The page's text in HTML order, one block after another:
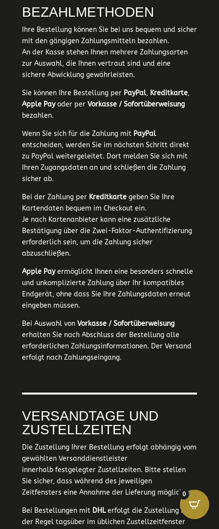
BEZAHLMETHODEN
Ihre Bestellung können Sie bei uns bequem und sicher
mit den gängigen Zahlungsmitteln bezahlen.
An der Kasse stehen Ihnen mehrere Zahlungsarten
zur Auswahl, die Ihnen vertraut sind und eine
sichere Abwicklung gewährleisten.
Sie können Ihre Bestellung per PayPal, Kreditkarte,
Apple Payoder per Vorkasse / Sofortüberweisung
bezahlen.
Wenn Sie sich für die Zahlung mit PayPal
entscheiden, werden Sie im nächsten Schritt direkt
zu PayPal weitergeleitet. Dort melden Sie sich mit
Ihren Zugangsdaten an und schließen die Zahlung
sicher ab.
Bei der Zahlung per Kreditkartegeben Sie Ihre
Kartendaten bequem im Checkout ein.
Je nach Kartenanbieter kann eine zusätzliche
Bestätigung über die Zwei-Faktor-Authentifizierung
erforderlich sein, um die Zahlung sicher
abzuschließen.
Apple Payermöglicht Ihnen eine besonders schnelle
und unkomplizierte Zahlung über Ihr kompatibles
Endgerät, ohne dass Sie Ihre Zahlungsdaten erneut
eingeben müssen.
Bei Auswahl von Vorkasse / Sofortüberweisung
erhalten Sie nach Abschluss der Bestellung alle
erforderlichen Zahlungsinformationen. Der Versand
erfolgt nach Zahlungseingang.
VERSANDTAGE UND
ZUSTELLZEITEN
Die Zustellung Ihrer Bestellung erfolgt abhängig vom
gewählten Versanddienstleister
innerhalb festgelegter Zustellzeiten. Bitte stellen
Sie sicher, dass während des jeweiligen
Zeitfensters eine Annahme der Lieferung möglich ist.
Bei Bestellungen mit DHLerfolgt die Zustellung in
der Regel tagsüber im üblichen Zustellzeitfenster
0